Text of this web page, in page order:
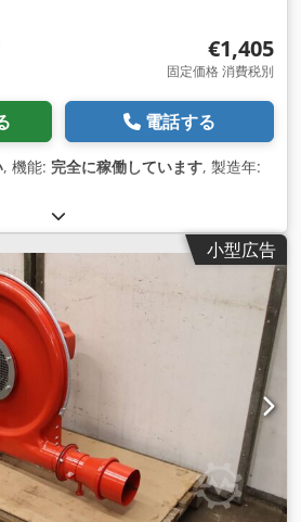
€1,405
固定価格 消費税別
電話する
, 機能: 完全に稼働しています, 製造年:
小型広告